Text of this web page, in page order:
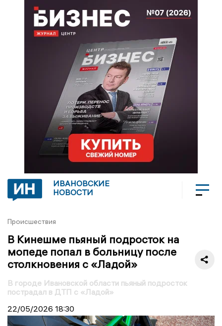
ИВАНОВСКИЕ
НОВОСТИ
Происшествия
В Кинешме пьяный подросток на
мопеде попал в больницу после
столкновения с «Ладой»
В городе Ивановской области пьяный подросток
пострадал в ДТП с «Ладой»
22/05/2026 18:30